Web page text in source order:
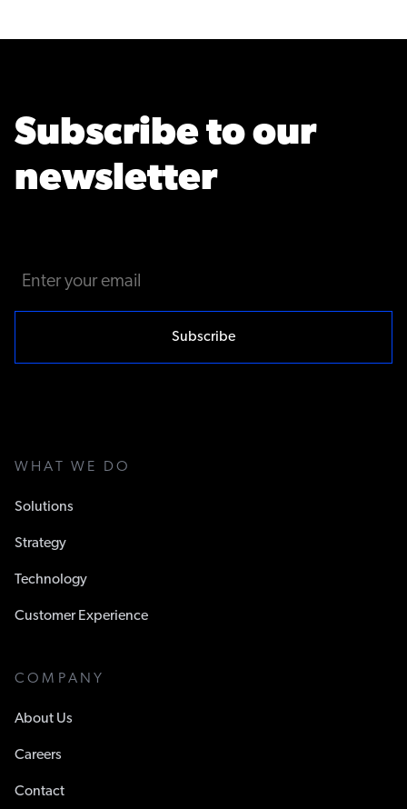
Subscribe to our
newsletter
your
email
WHAT WE DO
Solutions
Strategy
Technology
Customer Experience
COMPANY
About Us
Careers
Contact